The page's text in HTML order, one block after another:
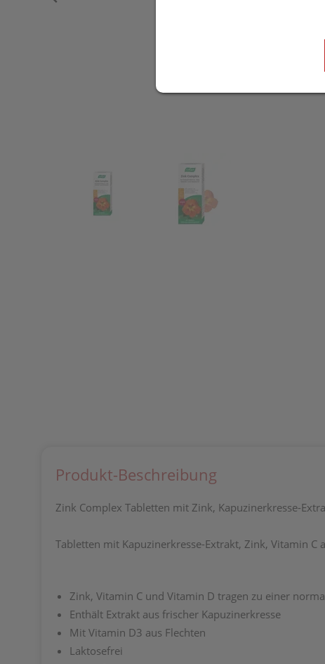
Produkt-Beschreibung
Zink Complex Tabletten mit Zink, Kapuzinerkresse-
Tabletten mit Kapuzinerkresse-Extrakt, Zink, Vitamin
Zink, Vitamin C und Vitamin D tragen zu einer
Enthält Extrakt aus frischer Kapuzinerkresse
Mit Vitamin D3 aus Flechten
Laktosefrei